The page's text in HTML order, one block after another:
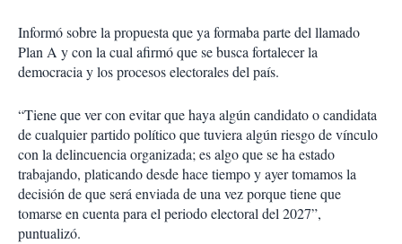
Informó sobre la propuesta que ya formaba parte del llamado
Plan A y con la cual afirmó que se busca fortalecer la
democracia y los procesos electorales del país.
“Tiene que ver con evitar que haya algún candidato o candidata
de cualquier partido político que tuviera algún riesgo de vínculo
con la delincuencia organizada; es algo que se ha estado
trabajando, platicando desde hace tiempo y ayer tomamos la
decisión de que será enviada de una vez porque tiene que
tomarse en cuenta para el periodo electoral del 2027”,
puntualizó.